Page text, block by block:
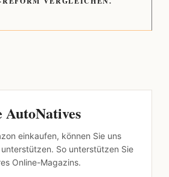
AutoNatives
einkaufen, können Sie uns
So unterstützen Sie
Online-Magazins.